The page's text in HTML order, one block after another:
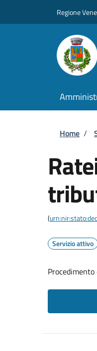
Regione
Home /
(
Servizio attivo